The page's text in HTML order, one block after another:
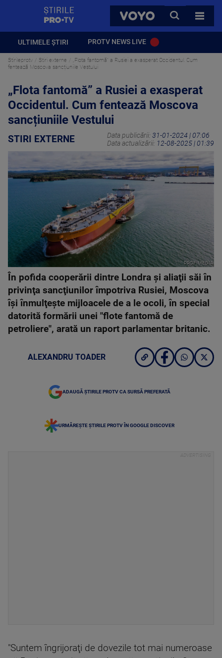
VOYO
CAUTA
TOATE
ULTIMELE ȘTIRI PROTV NEWS LIVE
Stirileprotv Stiri externe
„Flota fantomă” a Rusiei a exasperat Occidentul. Cum
fentează Moscova sancțiuniile Vestului
„Flota fantomă” a Rusiei a exasperat
Occidentul. Cum fentează Moscova
sancțiuniile Vestului
STIRI EXTERNE Data publicării: 31-01-2024 | 07:06
Data actualizării: 12-08-2025 | 01:39
PROFIMEDIA
În pofida cooperării dintre Londra şi aliaţii săi în
privinţa sancţiunilor împotriva Rusiei, Moscova
îşi înmulţeşte mijloacele de a le ocoli, în special
datorită formării unei "flote fantomă de
petroliere", arată un raport parlamentar britanic.
ALEXANDRU TOADER
ADAUGĂ ȘTIRILE PROTV CA SURSĂ PREFERATĂ
URMĂREȘTE ȘTIRILE PROTV ÎN GOOGLE DISCOVER
"Suntem îngrijoraţi de dovezile tot mai numeroase